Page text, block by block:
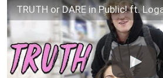
TRUTH or DARE in Public! ft.